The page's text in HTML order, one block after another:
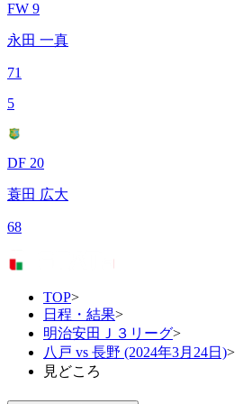
FW 9
永田 一真
71
5
DF 20
蓑田 広大
68
TOP>
日程・結果>
明治安田Ｊ３リーグ>
八戸 vs 長野 (2024年3月24日)>
見どころ